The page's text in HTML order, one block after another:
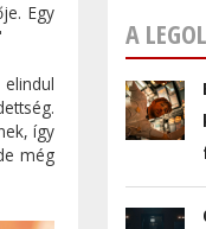
Egy
így
még
A